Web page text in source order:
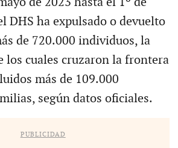
DHS ha expulsado o devuelto
de 720.000 individuos, la
los cuales cruzaron la frontera
más de 109.000
según datos oficiales.
PUBLICIDAD